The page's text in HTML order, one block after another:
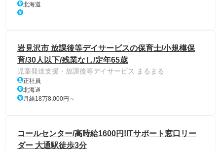
北海道
岩見沢市 放課後等デイサービスの保育士/小規模保
育/30人以下/残業なし/定年65歳
児童発達支援・放課後等デイサービス まるまる
正社員
北海道
月給18万8,000円～
コールセンター/高時給1600円!ITサポート窓口リー
ダー 大通駅徒歩3分